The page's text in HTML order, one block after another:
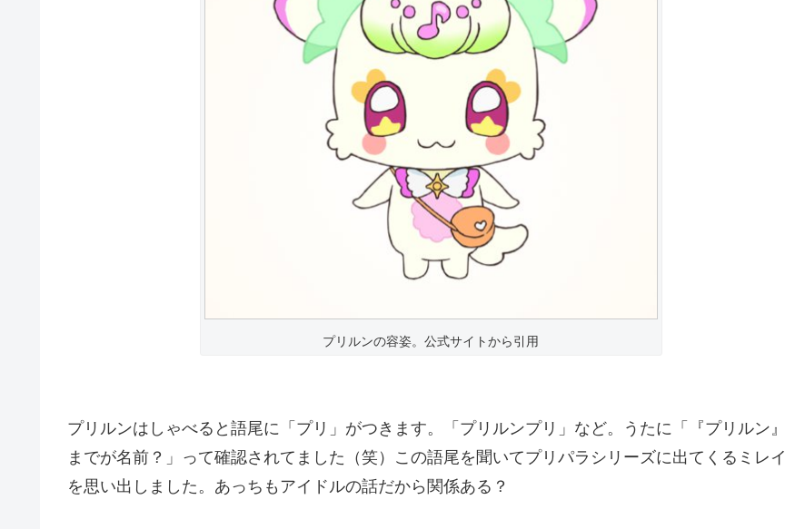
プリルンの容姿。公式サイトから引用
プリルンはしゃべると語尾に「プリ」がつきます。「プリルンプリ」など。うたに「『プリルン』
までが名前？」って確認されてました（笑）この語尾を聞いてプリパラシリーズに出てくるミレイ
を思い出しました。あっちもアイドルの話だから関係ある？